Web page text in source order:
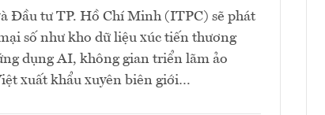
Đầu tư TP. Hồ Chí Minh (ITPC) sẽ phát
số như kho dữ liệu xúc tiến thương
dụng AI, không gian triển lãm ảo
xuất khẩu xuyên biên giới…